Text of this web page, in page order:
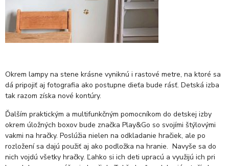
Okrem lampy na stene krásne vyniknú i rastové metre, na ktoré sa
dá pripojiť aj fotografia ako postupne dieťa bude rásť. Detská izba
tak razom získa nové kontúry.
Ďalším praktickým a multifunkčným pomocníkom do detskej izby
okrem úložných boxov bude značka Play&Go so svojími štýlovými
vakmi na hračky. Poslúžia nielen na odkladanie hračiek, ale po
rozložení sa dajú použiť aj ako podložka na hranie. Navyše sa do
nich vojdú všetky hračky. Ľahko si ich deti upracú a využijú ich pri